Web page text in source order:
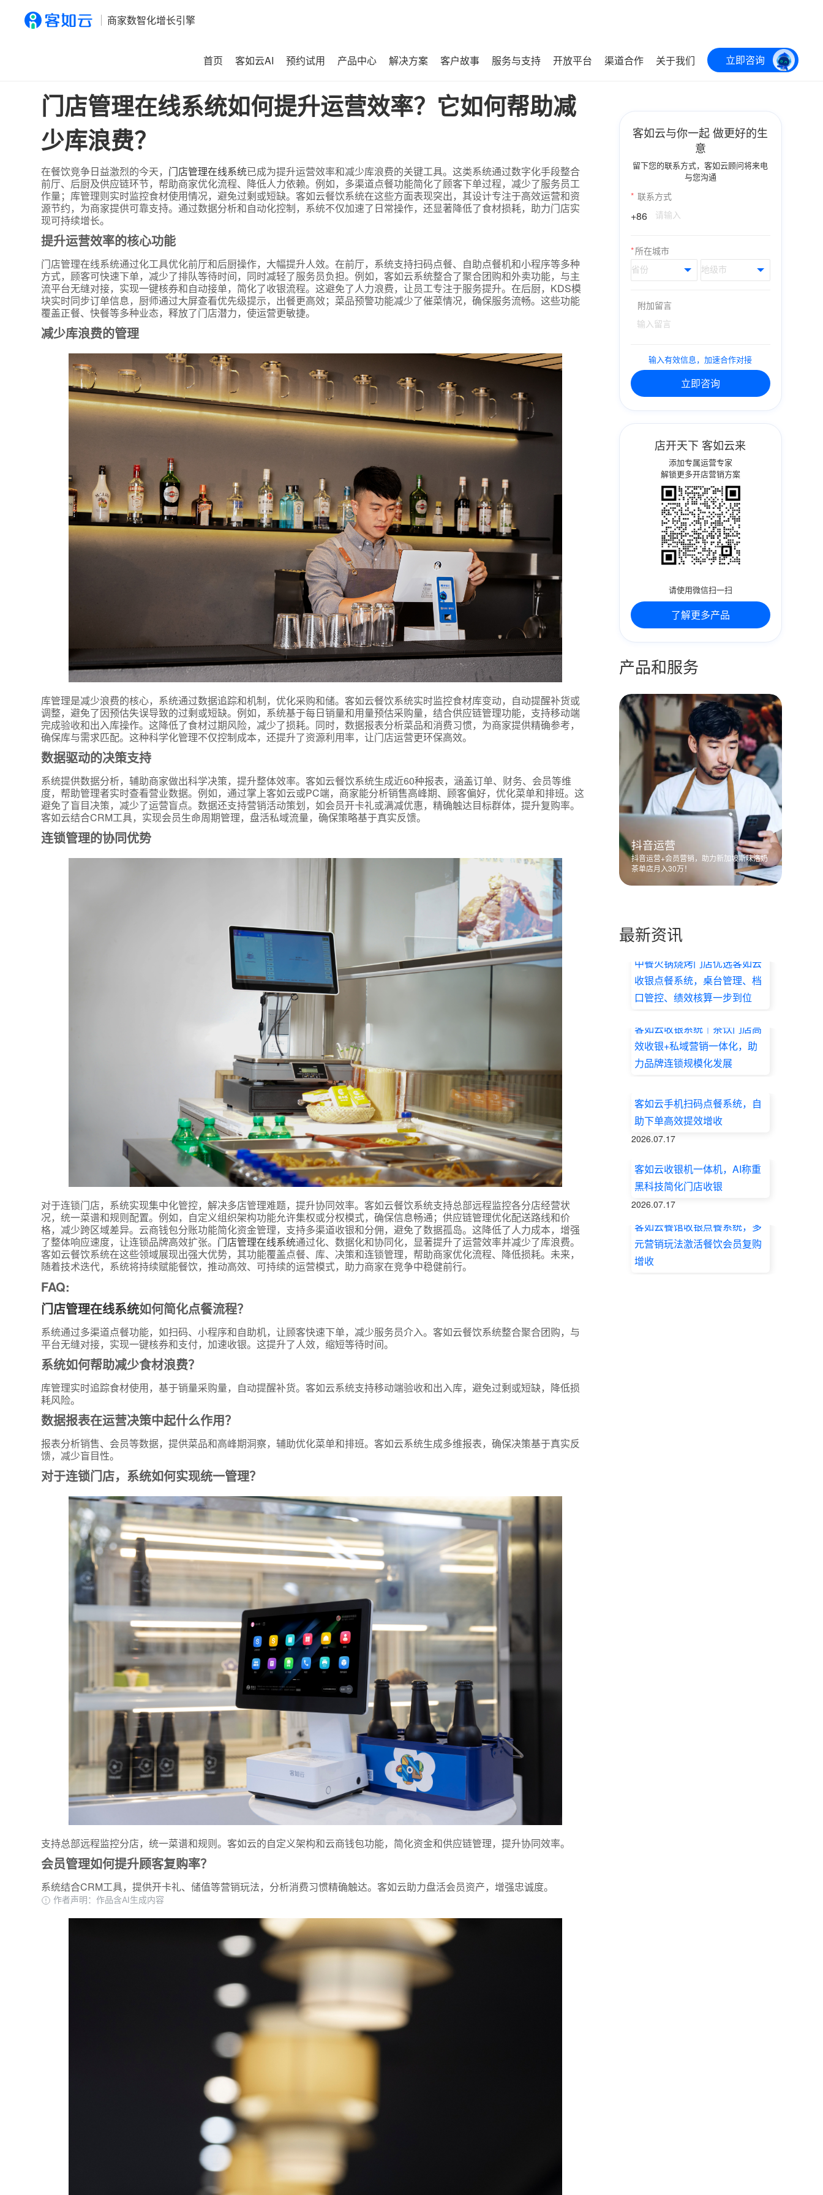
商家数智化增长引擎
首页 客如云AI 预约试用 产品中心 解决方案 客户故事 服务与支持 开放平台 渠道合作 关于我们 立即咨询
门店管理在线系统如何提升运营效率？它如何帮助减
少库浪费？
在餐饮竞争日益激烈的今天， 门店管理在线系统已成为提升运营效率和减少库浪费的关键工具。这类系统通过数字化手段整合
前厅、后厨及供应链环节，帮助商家优化流程、降低人力依赖。例如，多渠道点餐功能简化了顾客下单过程，减少了服务员工
作量；库管理则实时监控食材使用情况，避免过剩或短缺。客如云餐饮系统在这些方面表现突出，其设计专注于高效运营和资
源节约，为商家提供可靠支持。通过数据分析和自动化控制，系统不仅加速了日常操作，还显著降低了食材损耗，助力门店实
现可持续增长。
提升运营效率的核心功能
门店管理在线系统通过化工具优化前厅和后厨操作，大幅提升人效。在前厅，系统支持扫码点餐、自助点餐机和小程序等多种
方式，顾客可快速下单，减少了排队等待时间，同时减轻了服务员负担。例如，客如云系统整合了聚合团购和外卖功能，与主
流平台无缝对接，实现一键核券和自动接单，简化了收银流程。这避免了人力浪费，让员工专注于服务提升。在后厨，KDS模
块实时同步订单信息，厨师通过大屏查看优先级提示，出餐更高效；菜品预警功能减少了催菜情况，确保服务流畅。这些功能
覆盖正餐、快餐等多种业态，释放了门店潜力，使运营更敏捷。
减少库浪费的管理
库管理是减少浪费的核心，系统通过数据追踪和机制，优化采购和储。客如云餐饮系统实时监控食材库变动，自动提醒补货或
调整，避免了因预估失误导致的过剩或短缺。例如，系统基于每日销量和用量预估采购量，结合供应链管理功能，支持移动端
完成验收和出入库操作。这降低了食材过期风险，减少了损耗。同时，数据报表分析菜品和消费习惯，为商家提供精确参考，
确保库与需求匹配。这种科学化管理不仅控制成本，还提升了资源利用率，让门店运营更环保高效。
数据驱动的决策支持
系统提供数据分析，辅助商家做出科学决策，提升整体效率。客如云餐饮系统生成近60种报表，涵盖订单、财务、会员等维
度，帮助管理者实时查看营业数据。例如，通过掌上客如云或PC端，商家能分析销售高峰期、顾客偏好，优化菜单和排班。这
避免了盲目决策，减少了运营盲点。数据还支持营销活动策划，如会员开卡礼或满减优惠，精确触达目标群体，提升复购率。
客如云结合CRM工具，实现会员生命周期管理，盘活私域流量，确保策略基于真实反馈。
连锁管理的协同优势
对于连锁门店，系统实现集中化管控，解决多店管理难题，提升协同效率。客如云餐饮系统支持总部远程监控各分店经营状
况，统一菜谱和规则配置。例如，自定义组织架构功能允许集权或分权模式，确保信息畅通；供应链管理优化配送路线和价
格，减少跨区域差异。云商钱包分账功能简化资金管理，支持多渠道收银和分佣，避免了数据孤岛。这降低了人力成本，增强
了整体响应速度，让连锁品牌高效扩张。 门店管理在线系统通过化、数据化和协同化，显著提升了运营效率并减少了库浪费。
客如云餐饮系统在这些领域展现出强大优势，其功能覆盖点餐、库、决策和连锁管理，帮助商家优化流程、降低损耗。未来，
随着技术迭代，系统将持续赋能餐饮，推动高效、可持续的运营模式，助力商家在竞争中稳健前行。
FAQ:
门店管理在线系统如何简化点餐流程？
系统通过多渠道点餐功能，如扫码、小程序和自助机，让顾客快速下单，减少服务员介入。客如云餐饮系统整合聚合团购，与
平台无缝对接，实现一键核券和支付，加速收银。这提升了人效，缩短等待时间。
系统如何帮助减少食材浪费？
库管理实时追踪食材使用，基于销量采购量，自动提醒补货。客如云系统支持移动端验收和出入库，避免过剩或短缺，降低损
耗风险。
数据报表在运营决策中起什么作用？
报表分析销售、会员等数据，提供菜品和高峰期洞察，辅助优化菜单和排班。客如云系统生成多维报表，确保决策基于真实反
馈，减少盲目性。
对于连锁门店，系统如何实现统一管理？
支持总部远程监控分店，统一菜谱和规则。客如云的自定义架构和云商钱包功能，简化资金和供应链管理，提升协同效率。
会员管理如何提升顾客复购率？
系统结合CRM工具，提供开卡礼、储值等营销玩法，分析消费习惯精确触达。客如云助力盘活会员资产，增强忠诚度。
作者声明：作品含AI生成内容
客如云与你一起 做更好的生
意
留下您的联系方式，客如云顾问将来电
与您沟通
* 联系方式
+86
*所在城市
附加留言
输入有效信息，加速合作对接
立即咨询
店开天下 客如云来
添加专属运营专家
解锁更多开店营销方案
请使用微信扫一扫
了解更多产品
产品和服务
抖音运营
抖音运营+会员营销，助力新加坡斯味洛奶
茶单店月入30万！
最新资讯
中餐火锅烧烤门店优选客如云
收银点餐系统，桌台管理、档
口管控、绩效核算一步到位
客如云收银系统｜茶饮门店高
效收银+私域营销一体化，助
力品牌连锁规模化发展
客如云手机扫码点餐系统，自
助下单高效提效增收
2026.07.17
客如云收银机一体机，AI称重
黑科技简化门店收银
2026.07.17
客如云餐馆收银点餐系统，多
元营销玩法激活餐饮会员复购
增收
*联系方式
+86
*我的姓名